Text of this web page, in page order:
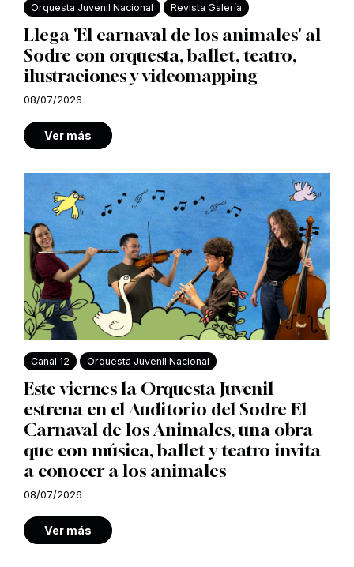
Orquesta Juvenil Nacional Revista Galería
Llega 'El carnaval de los animales' al
Sodre con orquesta, ballet, teatro,
ilustraciones y videomapping
08/07/2026
Ver más
Canal 12 Orquesta Juvenil Nacional
Este viernes la Orquesta Juvenil
estrena en el Auditorio del Sodre El
Carnaval de los Animales, una obra
que con música, ballet y teatro invita
a conocer a los animales
08/07/2026
Ver más